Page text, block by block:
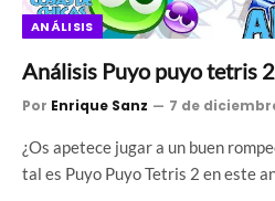
ANÁLISIS
Análisis Puyo puyo tetris
Por Enrique Sanz 7 de
¿Os apetece jugar a un buen
tal es Puyo Puyo Tetris 2 en este